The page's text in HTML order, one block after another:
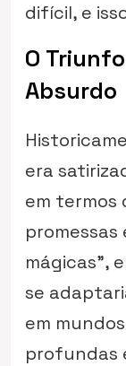
difícil, e
O
Absurdo
era
em termos
promessas
mágicas”,
se
em
profundas